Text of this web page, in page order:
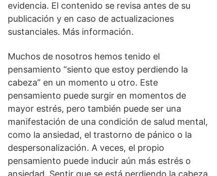
evidencia. El contenido se revisa antes de su
publicación y en caso de actualizaciones
sustanciales. Más información.
Muchos de nosotros hemos tenido el
pensamiento “siento que estoy perdiendo la
cabeza” en un momento u otro. Este
pensamiento puede surgir en momentos de
mayor estrés, pero también puede ser una
manifestación de una condición de salud mental,
como la ansiedad, el trastorno de pánico o la
despersonalización. A veces, el propio
pensamiento puede inducir aún más estrés o
ansiedad. Sentir que se está perdiendo la cabeza